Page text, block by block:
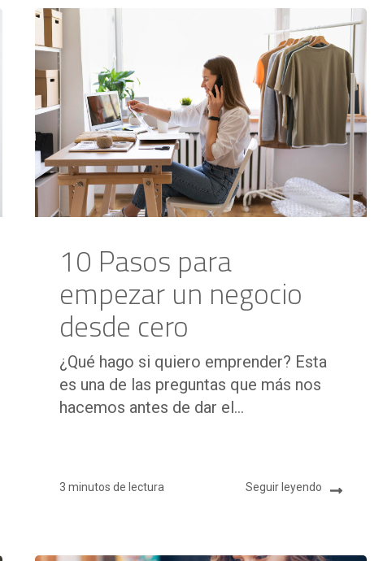
10 Pasos para
empezar un negocio
desde cero
¿Qué hago si quiero emprender? Esta
es una de las preguntas que más nos
hacemos antes de dar el...
3 minutos de lectura Seguir leyendo